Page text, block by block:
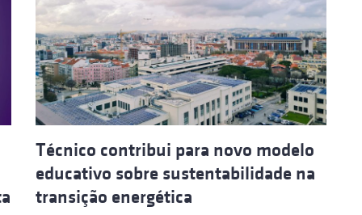
Técnico contribui para novo modelo
educativo sobre sustentabilidade na
transição energética